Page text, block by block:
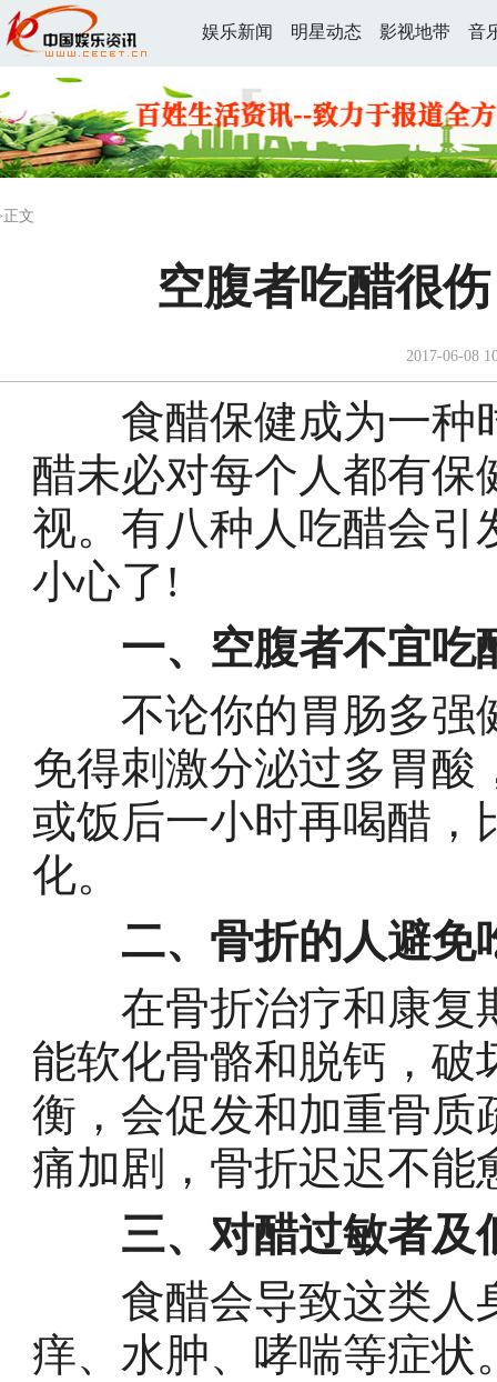
娱乐新闻 明星动态 影视地带 音
文
空腹者吃醋很
2017-06-08
食醋保健成为一种
醋未必对每个人都有保
视。有八种人吃醋会引
小心了!
一、空腹者不宜吃
不论你的胃肠多强
免得刺激分泌过多胃酸
或饭后一小时再喝醋，
化。
二、骨折的人避免
在骨折治疗和康复
能软化骨骼和脱钙，破
衡，会促发和加重骨质
痛加剧，骨折迟迟不能
三、对醋过敏者及
食醋会导致这类人
痒、水肿、哮喘等症状